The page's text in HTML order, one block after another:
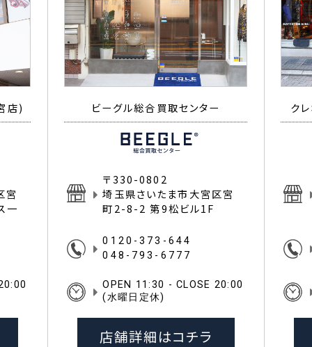
店)
宮
一
ビーグル総合買取センター
〒330-0802
埼玉県さいたま市大宮区宮
町2-8-2 第9松ビル1F
0120-373-644
048-793-6777
OPEN 11:30 - CLOSE 20:00
(水曜日定休)
店舗詳細はコチラ
ク